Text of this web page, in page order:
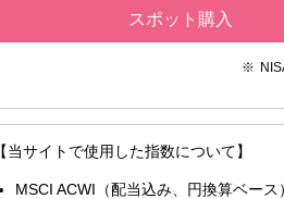
スポット購入
【当サイトで使用した指数について】
MSCI ACWI（配当込み、円換算ベース